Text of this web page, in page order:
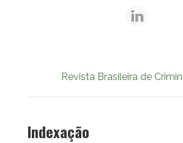
Revista Brasileira de
Indexação